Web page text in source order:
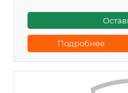
Подробнее